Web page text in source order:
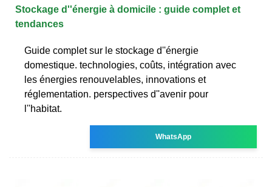
Stockage d''énergie à domicile : guide complet et
tendances
Guide complet sur le stockage d''énergie
domestique. technologies, coûts, intégration avec
les énergies renouvelables, innovations et
réglementation. perspectives d''avenir pour
l''habitat.
WhatsApp